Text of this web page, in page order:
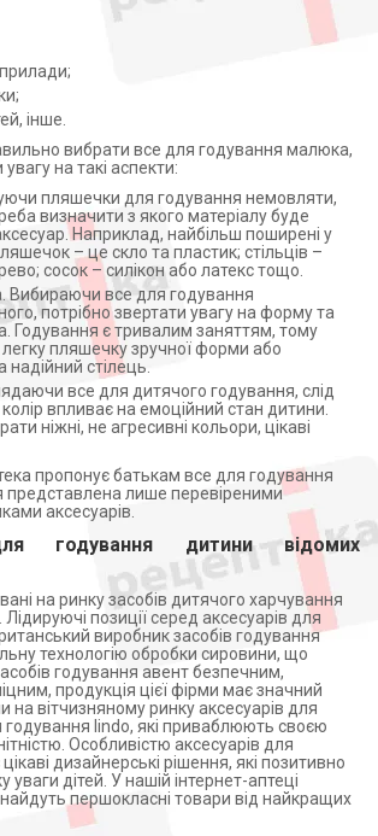
інше.
вибрати все для годування малюка,
на такі аспекти:
пляшечки для годування немовляти,
визначити з якого матеріалу буде
Наприклад, найбільш поширені у
– це скло та пластик; стільців –
сосок – силікон або латекс тощо.
Вибираючи все для годування
потрібно звертати увагу на форму та
Годування є тривалим заняттям, тому
пляшечку зручної форми або
стілець.
все для дитячого годування, слід
впливає на емоційний стан дитини.
ніжні, не агресивні кольори, цікаві
пропонує батькам все для годування
представлена лише перевіреними
аксесуарів.
годування дитини відомих
на ринку засобів дитячого харчування
позиції серед аксесуарів для
виробник засобів годування
технологію обробки сировини, що
годування авент безпечним,
продукція цієї фірми має значний
на вітчизняному ринку аксесуарів для
годування lindo, які приваблюють своєю
Особливістю аксесуарів для
дизайнерські рішення, які позитивно
дітей. У нашій інтернет-аптеці
першокласні товари від найкращих